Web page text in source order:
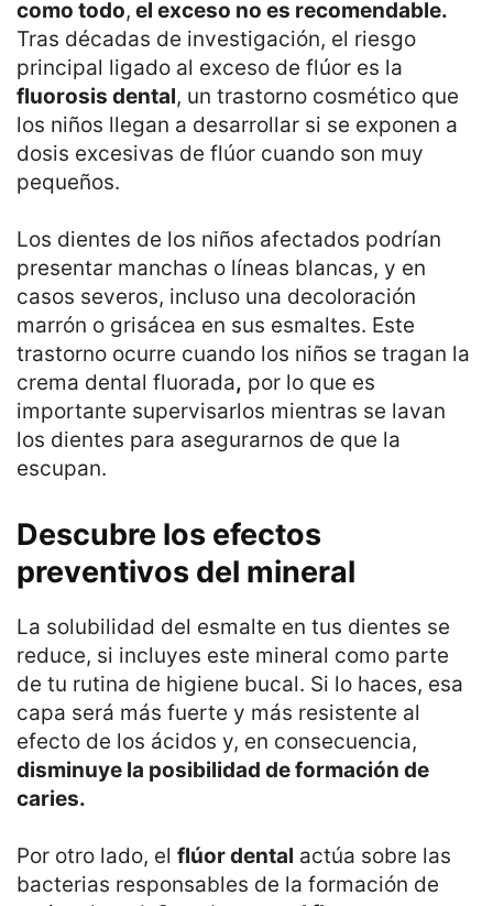
como todo, el exceso no es recomendable.
Tras décadas de investigación, el riesgo
principal ligado al exceso de flúor es la
fluorosis dental, un trastorno cosmético que
los niños llegan a desarrollar si se exponen a
dosis excesivas de flúor cuando son muy
pequeños.
Los dientes de los niños afectados podrían
presentar manchas o líneas blancas, y en
casos severos, incluso una decoloración
marrón o grisácea en sus esmaltes. Este
trastorno ocurre cuando los niños se tragan la
crema dental fluorada, por lo que es
importante supervisarlos mientras se lavan
los dientes para asegurarnos de que la
escupan.
Descubre los efectos
preventivos del mineral
La solubilidad del esmalte en tus dientes se
reduce, si incluyes este mineral como parte
de tu rutina de higiene bucal. Si lo haces, esa
capa será más fuerte y más resistente al
efecto de los ácidos y, en consecuencia,
disminuye la posibilidad de formación de
caries.
Por otro lado, el flúor dental actúa sobre las
bacterias responsables de la formación de